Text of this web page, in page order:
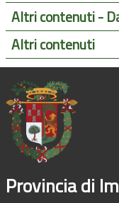
Altri contenuti -
Altri contenuti
Provincia di